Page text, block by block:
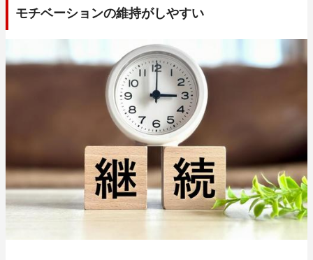
モチベーションの維持がしやすい